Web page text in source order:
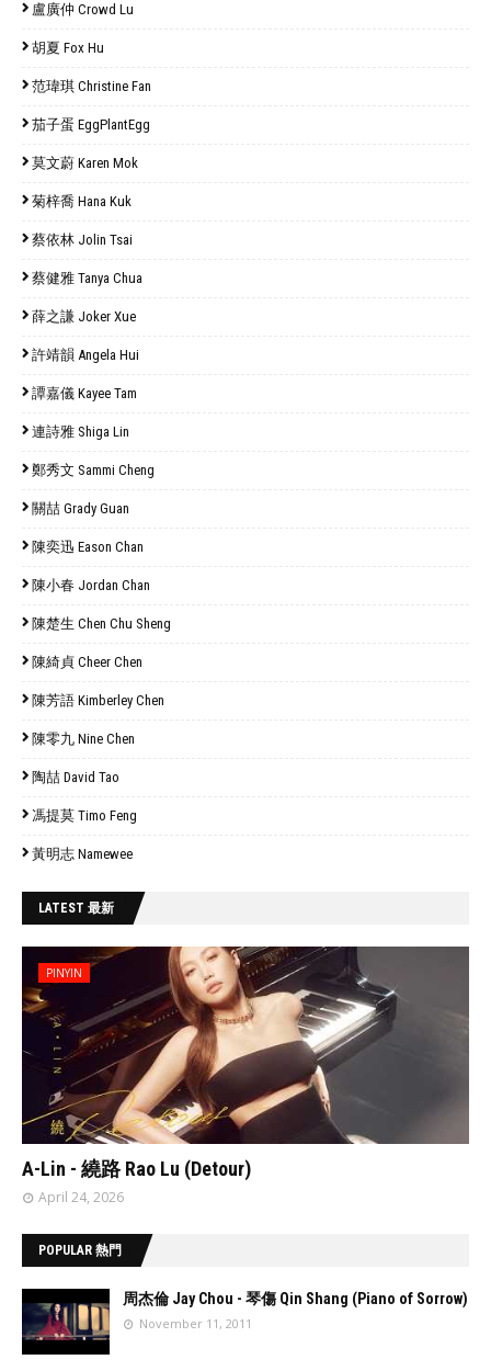
盧廣仲 Crowd Lu
胡夏 Fox Hu
范瑋琪 Christine Fan
茄子蛋 EggPlantEgg
莫文蔚 Karen Mok
菊梓喬 Hana Kuk
蔡依林 Jolin Tsai
蔡健雅 Tanya Chua
薛之謙 Joker Xue
許靖韻 Angela Hui
譚嘉儀 Kayee Tam
連詩雅 Shiga Lin
鄭秀文 Sammi Cheng
關喆 Grady Guan
陳奕迅 Eason Chan
陳小春 Jordan Chan
陳楚生 Chen Chu Sheng
陳綺貞 Cheer Chen
陳芳語 Kimberley Chen
陳零九 Nine Chen
陶喆 David Tao
馮提莫 Timo Feng
黃明志 Namewee
LATEST 最新
PINYIN
A-Lin - 繞路 Rao Lu (Detour)
April 24, 2026
POPULAR 熱門
周杰倫 Jay Chou - 琴傷 Qin Shang (Piano of Sorrow)
November 11, 2011